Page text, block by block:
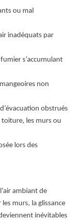
ou mal
inadéquats par
s’accumulant
non
obstrués
toiture, les murs ou
lors des
ambiant de
les murs, la glissance
inévitables